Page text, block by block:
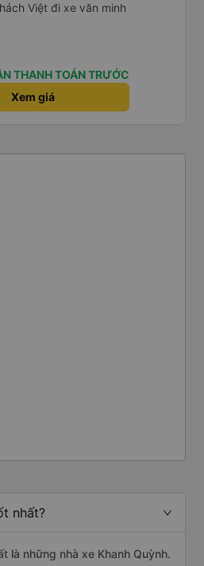
Việt đi xe văn minh
THANH TOÁN TRƯỚC
Xem giá
nhất?
là những nhà xe Khanh Quỳnh.